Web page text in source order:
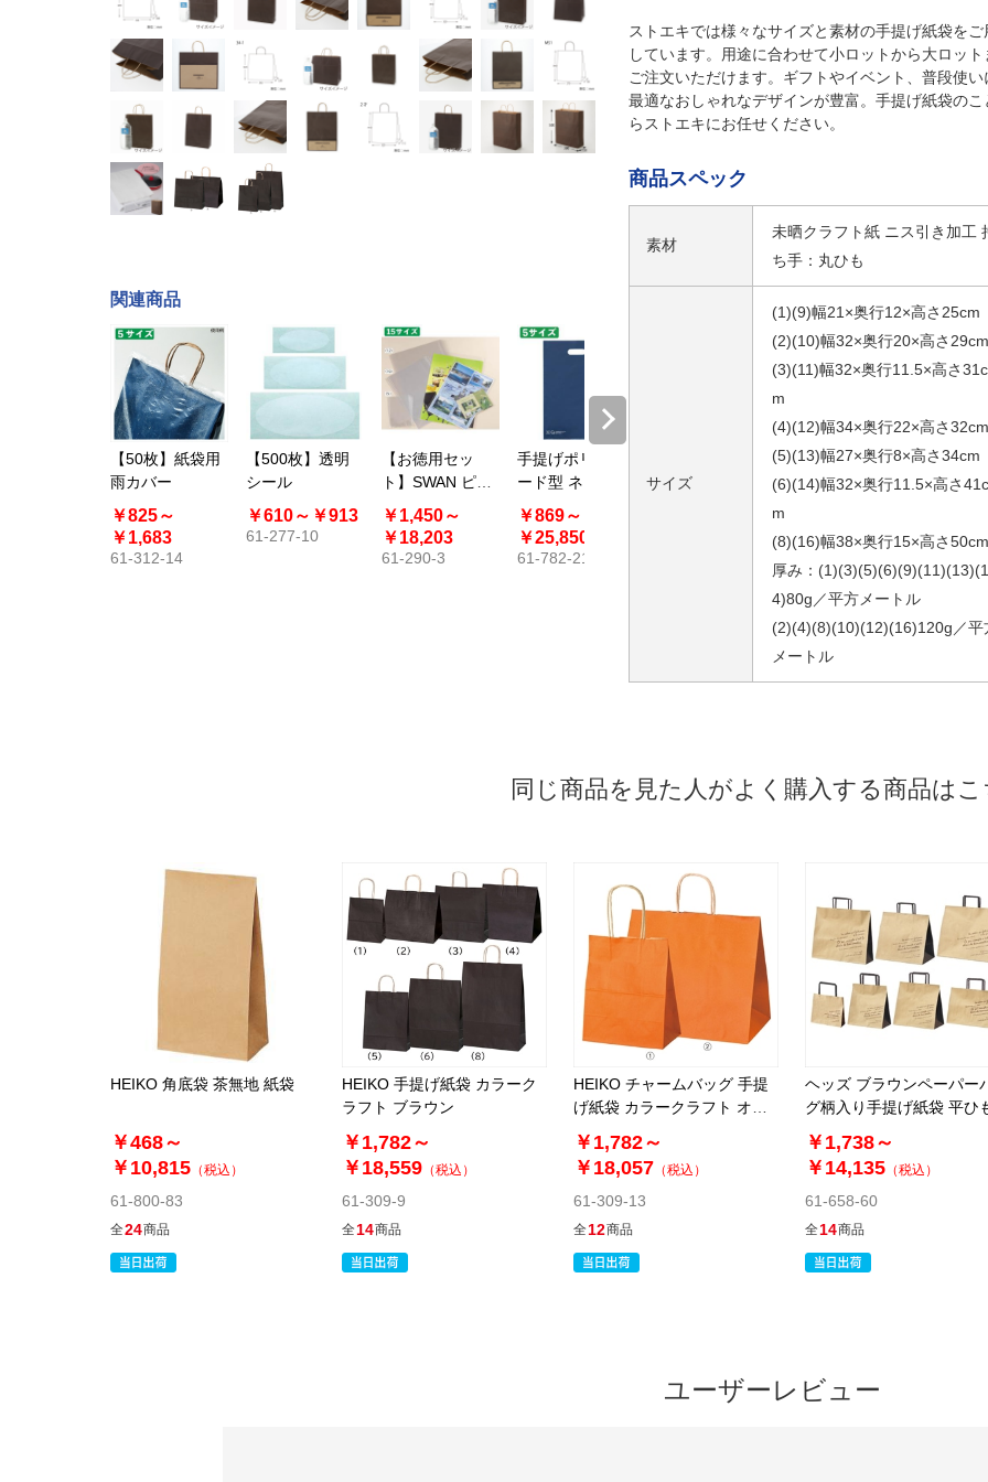
関連商品
【50枚】紙袋用
雨カバー
￥825～
￥1,683
61-312-14
【500枚】透明
シール
￥610～ ￥913
61-277-10
【お徳用セッ
ト】SWAN ピュ
アパック 透明
OPP袋
￥1,450～
￥18,203
61-290-3
手提げポリ袋ハ
ード型 ネイビー
〔ストエキオリ
ジナル〕
￥869～
￥25,850
61-782-21
フト型 白〔スト
【100枚】リボ
ン付きシール ベ
ル〕
￥1,694
リボン
ル
61-800-
ストエキでは様々なサイズと素材の手提げ紙袋をご
しています。用途に合わせて小ロットから大ロット
ご注文いただけます。ギフトやイベント、普段使い
最適なおしゃれなデザインが豊富。手提げ紙袋のこ
らストエキにお任せください。
商品スペック
素材
未晒クラフト紙 ニス引き加工
ち手：丸ひも
サイズ
(1)(9)幅21×奥行12×高さ25cm
(2)(10)幅32×奥行20×高さ29cm
(3)(11)幅32×奥行11.5×高さ31c
m
(4)(12)幅34×奥行22×高さ32cm
(5)(13)幅27×奥行8×高さ34cm
(6)(14)幅32×奥行11.5×高さ41c
m
(8)(16)幅38×奥行15×高さ50cm
厚み：(1)(3)(5)(6)(9)(11)(13)(1
4)80g／平方メートル
(2)(4)(8)(10)(12)(16)120g／平
メートル
同じ商品を見た人がよく購入する商品は
HEIKO 角底袋 茶無地 紙袋
￥468～
￥10,815 （税込）
61-800-83
全24商品
HEIKO 手提げ紙袋 カラーク
ラフト ブラウン
￥1,782～
￥18,559 （税込）
61-309-9
全14商品
HEIKO チャームバッグ 手提
げ紙袋 カラークラフト オレ
ンジ
￥1,782～
￥18,057 （税込）
61-309-13
全12商品
ヘッズ ブラウンペーパー
グ柄入り手提げ紙袋 平ひ
クラフト
￥1,738～
￥14,135 （税込）
61-658-60
全14商品
ユーザーレビュー